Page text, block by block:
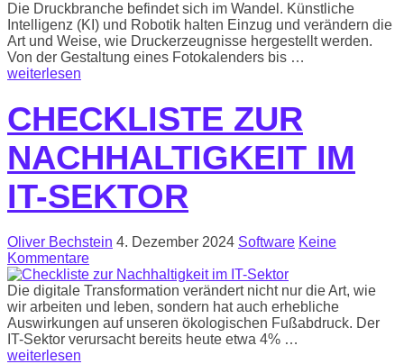
Die Druckbranche befindet sich im Wandel. Künstliche
Intelligenz (KI) und Robotik halten Einzug und verändern die
Art und Weise, wie Druckerzeugnisse hergestellt werden.
Von der Gestaltung eines Fotokalenders bis …
weiterlesen
CHECKLISTE ZUR
NACHHALTIGKEIT IM
IT-SEKTOR
Oliver Bechstein 4. Dezember 2024 Software Keine
Kommentare
Die digitale Transformation verändert nicht nur die Art, wie
wir arbeiten und leben, sondern hat auch erhebliche
Auswirkungen auf unseren ökologischen Fußabdruck. Der
IT-Sektor verursacht bereits heute etwa 4% …
weiterlesen